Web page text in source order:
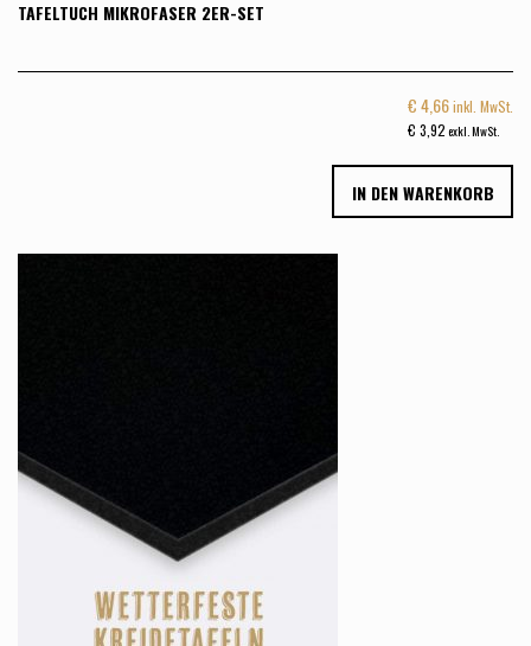
TAFELTUCH MIKROFASER 2ER-SET
€4,66inkl. MwSt.
€ 3,92 exkl. MwSt.
IN DEN WARENKORB